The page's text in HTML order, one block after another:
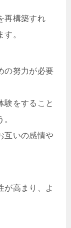
再構築すれ
。
の努力が必要
験をすること
互いの感情や
が高まり、よ